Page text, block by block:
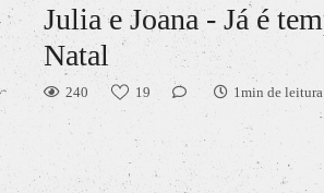
Julia e Joana - Já é
Natal
240 19 1min de leitura